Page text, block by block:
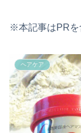
※本記事はPRを
ヘアケア